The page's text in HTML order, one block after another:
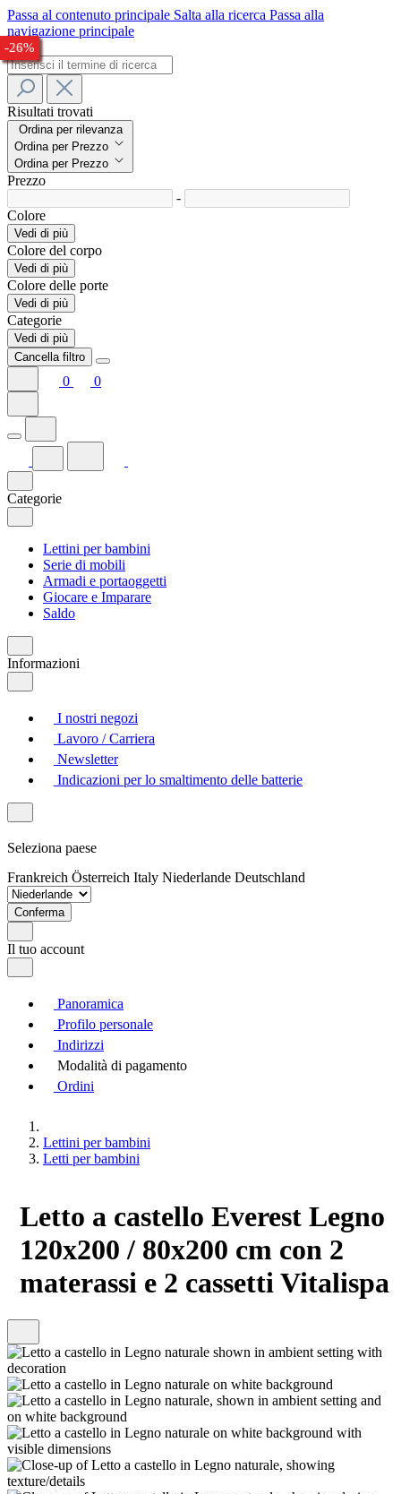
Passa al contenuto principale Salta alla ricerca Passa alla
navigazione principale
Risultati trovati
Ordina per rilevanza
Ordina per Prezzo
Ordina per Prezzo
Prezzo
-
Colore
Vedi di più
Colore del corpo
Vedi di più
Colore delle porte
Vedi di più
Categorie
Vedi di più
Cancella filtro
0 0
Categorie
Lettini per bambini
Serie di mobili
Armadi e portaoggetti
Giocare e Imparare
Saldo
Informazioni
I nostri negozi
Lavoro / Carriera
Newsletter
Indicazioni per lo smaltimento delle batterie
Seleziona paese
Frankreich Österreich Italy Niederlande Deutschland
Conferma
Il tuo account
Panoramica
Profilo personale
Indirizzi
Modalità di pagamento
Ordini
Lettini per bambini
Letti per bambini
Letto a castello Everest Legno
120x200 / 80x200 cm con 2
materassi e 2 cassetti Vitalispa
-27%
-26%
-22%
-25%
-23%
-32%
-33%
-24%
-26%